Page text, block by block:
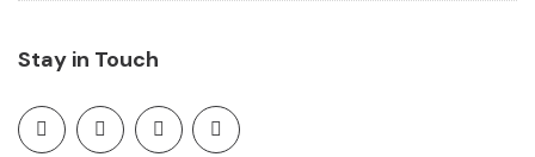
Stay in Touch